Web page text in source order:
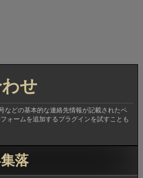
せ
などの基本的な連絡先情報が記載されたペ
ォームを追加するプラグインを試すことも
落